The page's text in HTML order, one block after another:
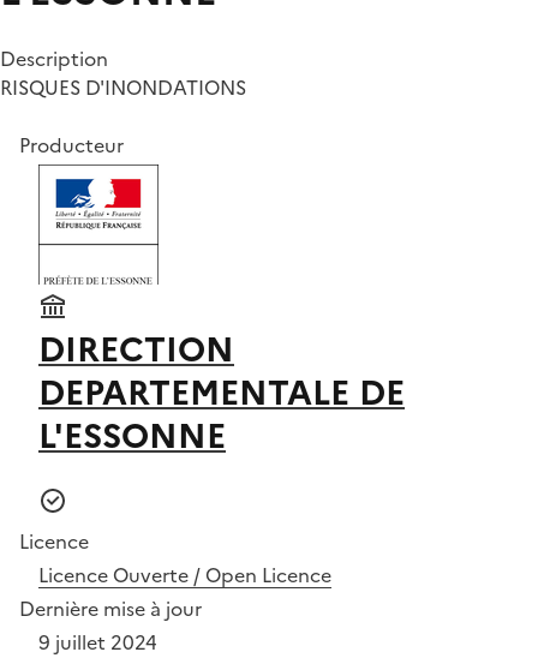
Description
RISQUES D'INONDATIONS
Producteur
DIRECTION
DEPARTEMENTALE DE
L'ESSONNE
Licence
Licence Ouverte / Open Licence
Dernière mise à jour
9 juillet 2024